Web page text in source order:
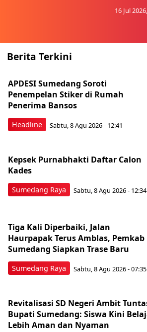
16 Jul
Berita Terkini
Headline
APDESI Sumedang Soroti
Penempelan Stiker di Rumah
Penerima Bansos
Sabtu, 8 Agu 2026 - 12:41
Sumedang Raya
Kepsek Purnabhakti Daftar Calon
Kades
Sabtu, 8 Agu 2026 - 12:34
Sumedang Raya
Tiga Kali Diperbaiki, Jalan
Haurpapak Terus Amblas, Pemkab
Sumedang Siapkan Trase Baru
Sabtu, 8 Agu 2026 - 07:35
Revitalisasi SD Negeri Ambit
Bupati Sumedang: Siswa Kini
Lebih Aman dan Nyaman